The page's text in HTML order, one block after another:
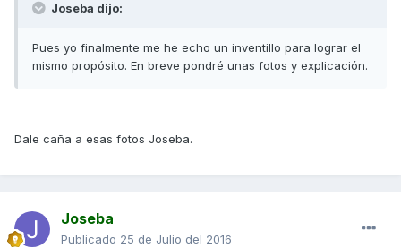
Joseba dijo:
Pues yo finalmente me he echo un inventillo para lograr el
mismo propósito. En breve pondré unas fotos y explicación.
Dale caña a esas fotos Joseba.
Joseba
Publicado 25 de Julio del 2016